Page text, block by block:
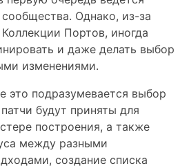
Однако, из-за
Портов, иногда
и даже делать выбор
изменениями.
это подразумевается выбор
будут приняты для
построения, а также
между разными
создание списка